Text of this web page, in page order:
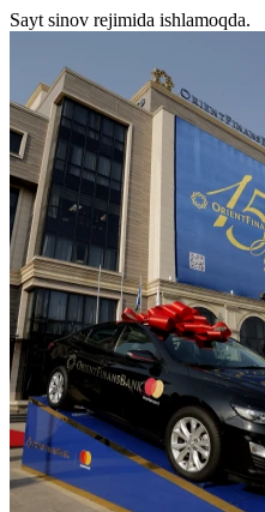
Sayt sinov rejimida ishlamoqda.